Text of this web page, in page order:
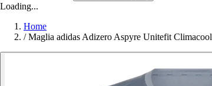
Loading...
Home
/ Maglia adidas Adizero Aspyre Unitefit Climacool